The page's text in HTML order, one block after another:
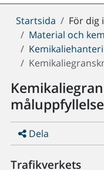
Du
är
här:
Startsida För dig
Material och
måluppfyllelse
Dela
Trafikverkets